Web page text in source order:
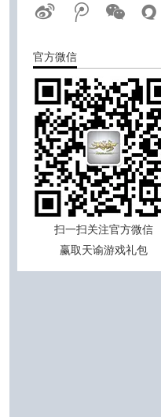
官方微信
扫一扫关注官方微信
赢取天谕游戏礼包